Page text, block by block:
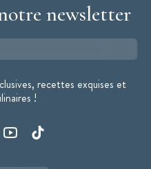
newsletter
recettes exquises et
!